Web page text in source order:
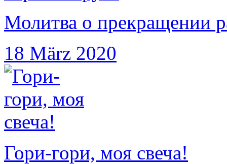
Молитва о прекращении
18 März 2020
Гори-гори, моя свеча!